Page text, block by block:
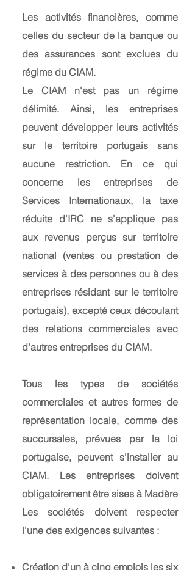
Les activités financières, comme
celles du secteur de la banque ou
des assurances sont exclues du
régime du CIAM.
Le CIAM n'est pas un régime
délimité. Ainsi, les entreprises
peuvent développer leurs activités
sur le territoire portugais sans
aucune restriction. En ce qui
concerne les entreprises de
Services Internationaux, la taxe
réduite d'IRC ne s'applique pas
aux revenus perçus sur territoire
national (ventes ou prestation de
services à des personnes ou à des
entreprises résidant sur le territoire
portugais), excepté ceux découlant
des relations commerciales avec
d'autres entreprises du CIAM.
Tous les types de sociétés
commerciales et autres formes de
représentation locale, comme des
succursales, prévues par la loi
portugaise, peuvent s'installer au
CIAM. Les entreprises doivent
obligatoirement être sises à Madère
Les sociétés doivent respecter
l'une des exigences suivantes :
Création d'un à cinq emplois les six